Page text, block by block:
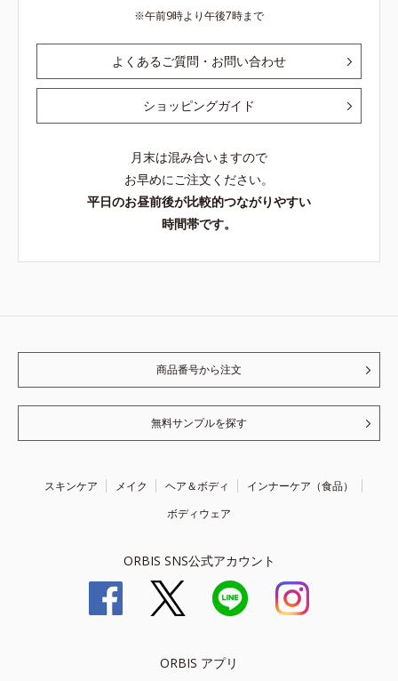
午前9時より午後7時まで
よくあるご質問・お問い合わせ
ショッピングガイド
月末は混み合いますので
お早めにご注文ください。
平日のお昼前後が比較的つながりやすい
時間帯です。
商品番号から注文
無料サンプルを探す
スキンケア メイク ヘア＆ボディ
インナーケア（食品）
ボディウェア
ORBIS SNS公式アカウント
ORBIS アプリ